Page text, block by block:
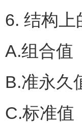
6. 结构上
A.组合值
B.准永久
C.标准值